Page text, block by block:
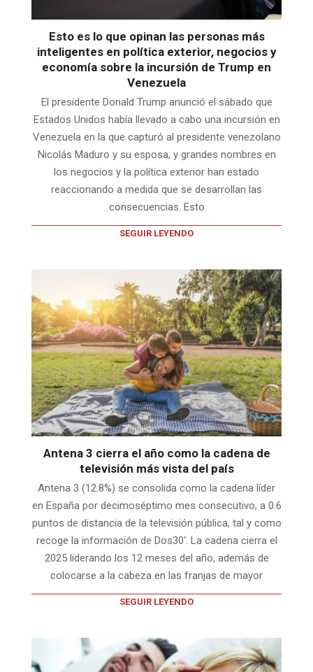
Esto es lo que opinan las personas más
inteligentes en política exterior, negocios y
economía sobre la incursión de Trump en
Venezuela
El presidente Donald Trump anunció el sábado que
Estados Unidos había llevado a cabo una incursión en
Venezuela en la que capturó al presidente venezolano
Nicolás Maduro y su esposa, y grandes nombres en
los negocios y la política exterior han estado
reaccionando a medida que se desarrollan las
consecuencias. Esto
SEGUIR LEYENDO
Antena 3 cierra el año como la cadena de
televisión más vista del país
Antena 3 (12.8%) se consolida como la cadena líder
en España por decimoséptimo mes consecutivo, a 0.6
puntos de distancia de la televisión pública, tal y como
recoge la información de Dos30‘. La cadena cierra el
2025 liderando los 12 meses del año, además de
colocarse a la cabeza en las franjas de mayor
SEGUIR LEYENDO